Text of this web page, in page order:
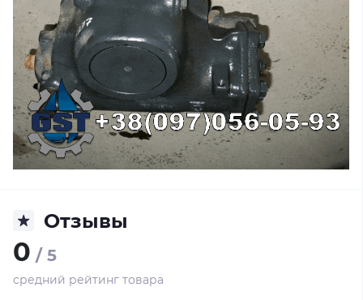
Отзывы
0 / 5
средний рейтинг товара